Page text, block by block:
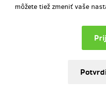
môžete tiež zmeniť vaše
Všechno v krabici
Věřím na
+ dvě vstupenky na náš NOVÝ
a CD Zastavit čas se můžete